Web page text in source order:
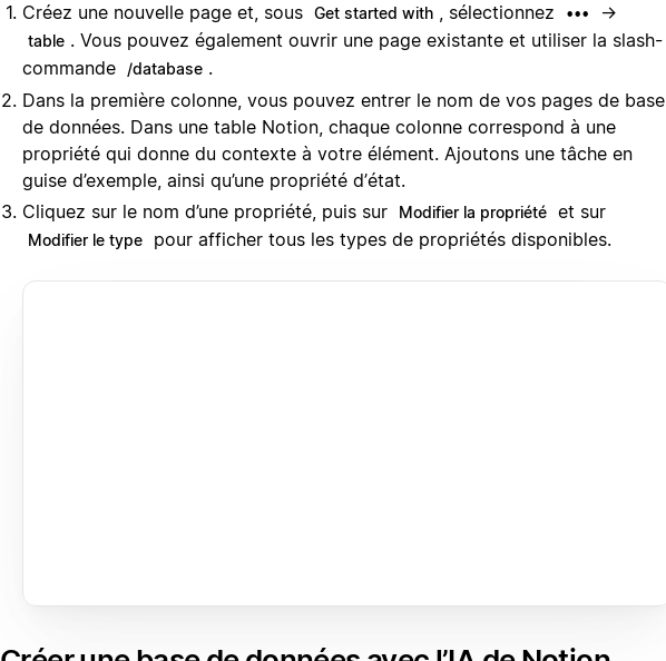
Créez une nouvelle page et, sous Get started with , sélectionnez ••• →
table . Vous pouvez également ouvrir une page existante et utiliser la slash-
commande
/database .
Dans la première colonne, vous pouvez entrer le nom de vos pages de base
de données. Dans une table Notion, chaque colonne correspond à une
propriété qui donne du contexte à votre élément. Ajoutons une tâche en
guise d’exemple, ainsi qu’une propriété d’état.
Cliquez sur le nom d’une propriété, puis sur
Modifier la propriété et sur
Modifier le type pour afficher tous les types de propriétés disponibles.